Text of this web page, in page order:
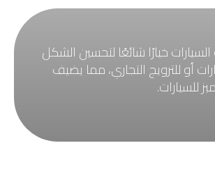
خيارًا شائعًا لتحسين الشكل
أو للترويج التجاري، مما يضيف
للسيارات.